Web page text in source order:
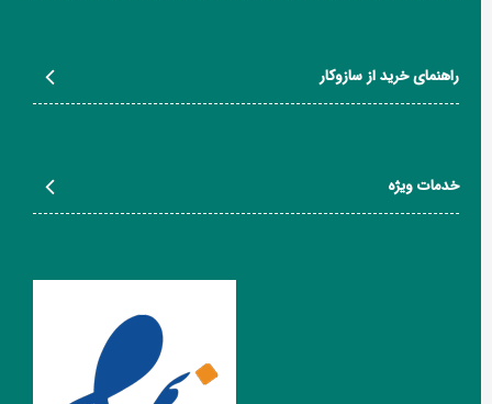
راهنمای خرید از سازوکار
خدمات ویژه